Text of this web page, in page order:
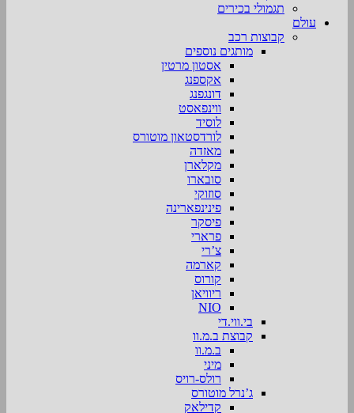
תגמולי בכירים
עולם
קבוצות רכב
מותגים נוספים
אסטון מרטין
אקספנג
דונגפנג
ווינפאסט
לוסיד
לורדסטאון מוטורס
מאזדה
מקלארן
סובארו
סוזוקי
פינינפארינה
פיסקר
פרארי
צ’רי
קארמה
קורוס
ריוויאן
NIO
בי.ווי.די
קבוצת ב.מ.וו
ב.מ.וו
מיני
רולס-רויס
ג’נרל מוטורס
קדילאק